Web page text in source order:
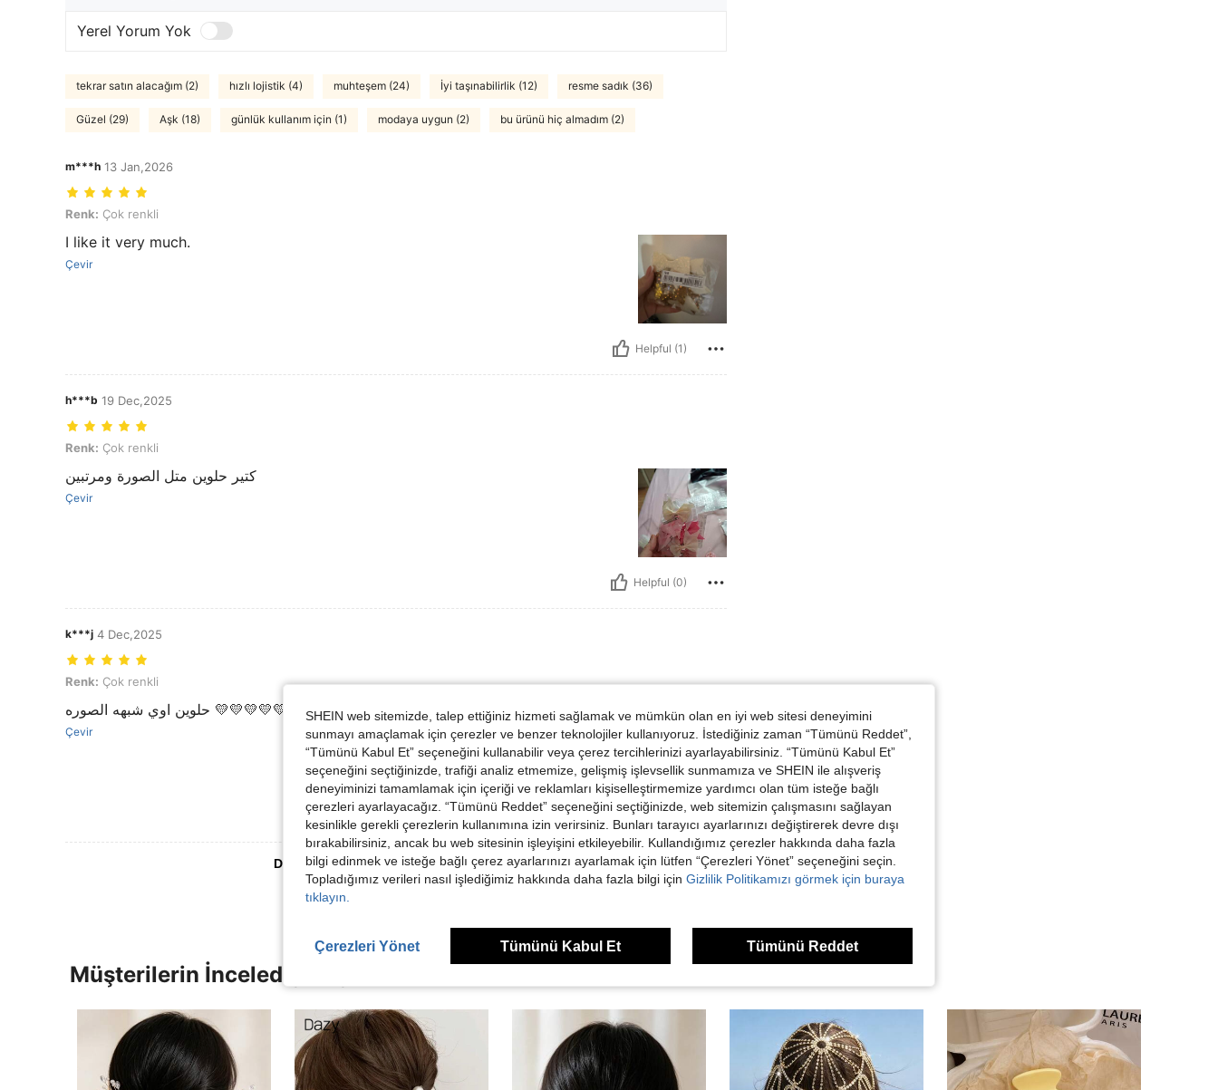
Yerel Yorum Yok
tekrar satın alacağım (2) hızlı lojistik (4) muhteşem (24) İyi taşınabilirlik (12) resme sadık (36)
Güzel (29) Aşk (18) günlük kullanım için (1) modaya uygun (2) bu ürünü hiç almadım (2)
m***h 13 Jan,2026
Renk: Çok renkli
Renk: Çok renkli
I like it very much.
Çevir
Helpful (1)
h***b 19 Dec,2025
Renk: Çok renkli
Renk: Çok renkli
كتير حلوين متل الصورة ومرتبين
Çevir
Helpful (0)
k***j 4 Dec,2025
Renk: Çok renkli
Renk: Çok renkli
حلوين اوي شبهه الصوره 💛💛💛💛💛💛💛💛💛💛💛💛💛💛💛💛💛💛💛💛
Çevir
Helpful (0)
Daha Fazla Değerlendirme Görüntüle
Müşterilerin İncelediği Diğer Ürünler
SHEIN web sitemizde, talep ettiğiniz hizmeti sağlamak ve mümkün olan en iyi web sitesi deneyimini
sunmayı amaçlamak için çerezler ve benzer teknolojiler kullanıyoruz. İstediğiniz zaman “Tümünü Reddet”,
“Tümünü Kabul Et” seçeneğini kullanabilir veya çerez tercihlerinizi ayarlayabilirsiniz. “Tümünü Kabul Et”
seçeneğini seçtiğinizde, trafiği analiz etmemize, gelişmiş işlevsellik sunmamıza ve SHEIN ile alışveriş
deneyiminizi tamamlamak için içeriği ve reklamları kişiselleştirmemize yardımcı olan tüm isteğe bağlı
çerezleri ayarlayacağız. “Tümünü Reddet” seçeneğini seçtiğinizde, web sitemizin çalışmasını sağlayan
kesinlikle gerekli çerezlerin kullanımına izin verirsiniz. Bunları tarayıcı ayarlarınızı değiştirerek devre dışı
bırakabilirsiniz, ancak bu web sitesinin işleyişini etkileyebilir. Kullandığımız çerezler hakkında daha fazla
bilgi edinmek ve isteğe bağlı çerez ayarlarınızı ayarlamak için lütfen “Çerezleri Yönet” seçeneğini seçin.
Topladığımız verileri nasıl işlediğimiz hakkında daha fazla bilgi için Gizlilik Politikamızı görmek için buraya
tıklayın.
Çerezleri Yönet Tümünü Kabul Et Tümünü Reddet